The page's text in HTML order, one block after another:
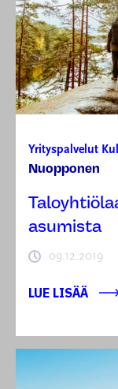
Yrityspalvelut
Nuopponen
asumista
09.12.2019
LUE LISÄÄ